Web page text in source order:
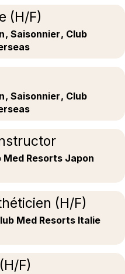
(H/F)
, Saisonnier, Club
, Saisonnier, Club
Med Resorts Japon
(H/F)
Med Resorts Italie
F)